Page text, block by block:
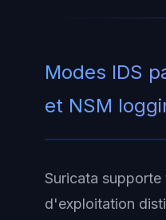
Modes IDS
et NSM
Suricata
d'exploitation